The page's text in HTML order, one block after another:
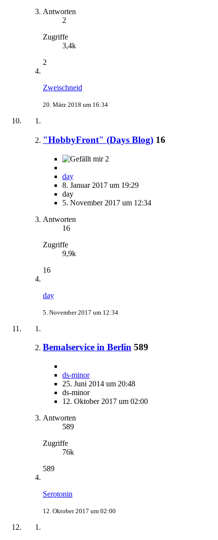
Antworten
2
Zugriffe
3,4k
2
Zweischneid
20. März 2018 um 16:34
"HobbyFront" (Days Blog) 16
2
day
8. Januar 2017 um 19:29
day
5. November 2017 um 12:34
Antworten
16
Zugriffe
9,9k
16
day
5. November 2017 um 12:34
Bemalservice in Berlin 589
ds-minor
25. Juni 2014 um 20:48
ds-minor
12. Oktober 2017 um 02:00
Antworten
589
Zugriffe
76k
589
Serotonin
12. Oktober 2017 um 02:00